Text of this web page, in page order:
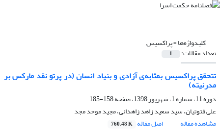
کلیدواژه‌ها =پراکسیس
تعداد مقالات: 1
تتحقق پراکسیس بمثابه‌ی آزادی و بنیاد انسان (در پرتو نقد مارکس بر
مدرنیته)
دوره 11، شماره 1، شهریور 1398، صفحه
158-185
علی فتوتیان، سید سعید زاهد زاهدانی، مجید موحد مجد
مشاهده مقاله
اصل مقاله 760.48 K